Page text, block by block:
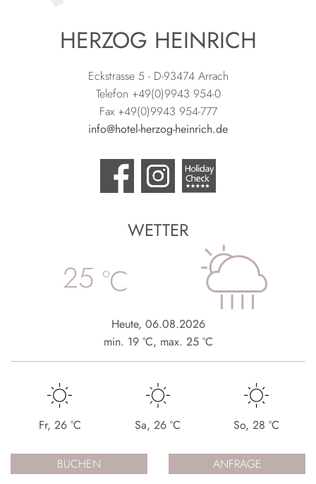
HERZOG HEINRICH
Eckstrasse 5 - D-93474 Arrach
Telefon +49(0)9943 954-0
Fax +49(0)9943 954-777
info@hotel-herzog-heinrich.de
WETTER
25 °C
Heute, 06.08.2026
min. 19 °C, max. 25 °C
Fr, 26 °C Sa,26 °C So, 28 °C
BUCHEN ANFRAGE